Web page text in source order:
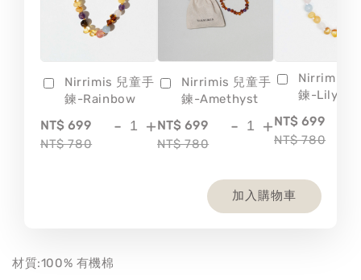
Nirrimis 兒童手
鍊-Rainbow
NT$ 699
NT$ 780
- +
Nirrimis 兒童手
鍊-Amethyst
NT$ 699
NT$ 780
- +
Nirrimis
鍊-Lily
NT$ 699
NT$ 780
加入購物車
材質:100% 有機棉